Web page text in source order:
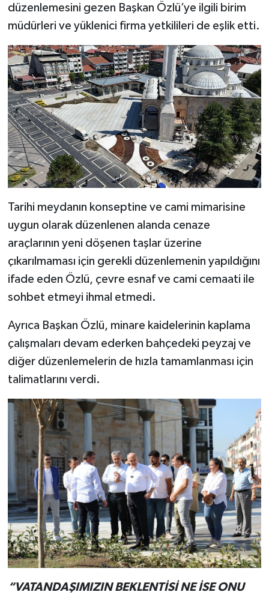
düzenlemesini gezen Başkan Özlü’ye ilgili birim
müdürleri ve yüklenici firma yetkilileri de eşlik etti.
Tarihi meydanın konseptine ve cami mimarisine
uygun olarak düzenlenen alanda cenaze
araçlarının yeni döşenen taşlar üzerine
çıkarılmaması için gerekli düzenlemenin yapıldığını
ifade eden Özlü, çevre esnaf ve cami cemaati ile
sohbet etmeyi ihmal etmedi.
Ayrıca Başkan Özlü, minare kaidelerinin kaplama
çalışmaları devam ederken bahçedeki peyzaj ve
diğer düzenlemelerin de hızla tamamlanması için
talimatlarını verdi.
“VATANDAŞIMIZIN BEKLENTİSİ NE İSE ONU